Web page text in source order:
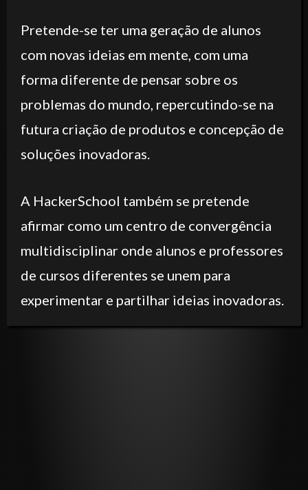
Pretende-se ter uma geração de alunos
com novas ideias em mente, com uma
forma diferente de pensar sobre os
problemas do mundo, repercutindo-se na
futura criação de produtos e concepção de
soluções inovadoras.
A HackerSchool também se pretende
afirmar como um centro de convergência
multidisciplinar onde alunos e professores
de cursos diferentes se unem para
experimentar e partilhar ideias inovadoras.